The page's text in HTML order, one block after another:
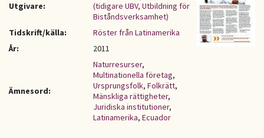
Utgivare:
(tidigare UBV, Utbildning för
Biståndsverksamhet)
Tidskrift/källa:
Röster från Latinamerika
År:
2011
Ämnesord:
Naturresurser,
Multinationella företag,
Ursprungsfolk, Folkrätt,
Mänskliga rättigheter,
Juridiska institutioner,
Latinamerika, Ecuador